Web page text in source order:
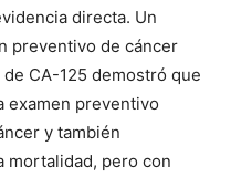
directa. Un
preventivo de cáncer
CA-125 demostró que
examen preventivo
y también
mortalidad, pero con